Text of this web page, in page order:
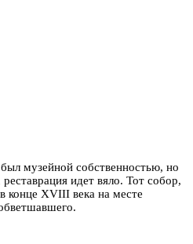
музейной собственностью, но
идет вяло. Тот собор,
конце XVIII века на месте